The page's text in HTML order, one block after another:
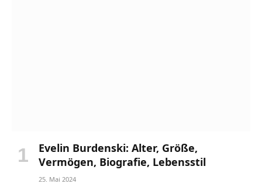
Evelin Burdenski: Alter, Größe,
Vermögen, Biografie, Lebensstil
25. Mai 2024